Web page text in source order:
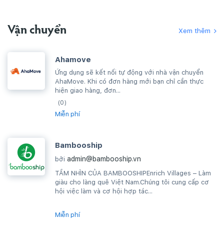
Vận chuyển Xem thêm
Ahamove
Ứng dụng sẽ kết nối tự động với nhà vận chuyển
AhaMove. Khi có đơn hàng mới bạn chỉ cần thực
hiện giao hàng, đơn...
(0)
Miễn phí
Bambooship
bởi admin@bambooship.vn
TẦM NHÌN CỦA BAMBOOSHIPEnrich Villages – Làm
giàu cho làng quê Việt Nam.Chúng tôi cung cấp cơ
hội việc làm và cơ hội hợp tác...
Miễn phí